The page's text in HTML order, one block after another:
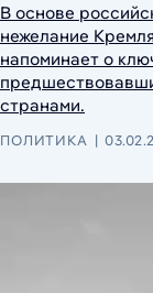
В основе
нежелание
напоминает о
странами.
ПОЛИТИКА